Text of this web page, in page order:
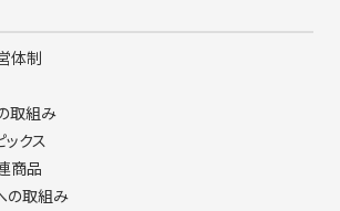
体制
取組み
ックス
商品
の取組み